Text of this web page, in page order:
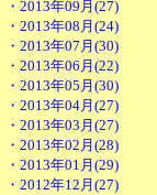
・2013年09月(27)
・2013年08月(24)
・2013年07月(30)
・2013年06月(22)
・2013年05月(30)
・2013年04月(27)
・2013年03月(27)
・2013年02月(28)
・2013年01月(29)
・2012年12月(27)